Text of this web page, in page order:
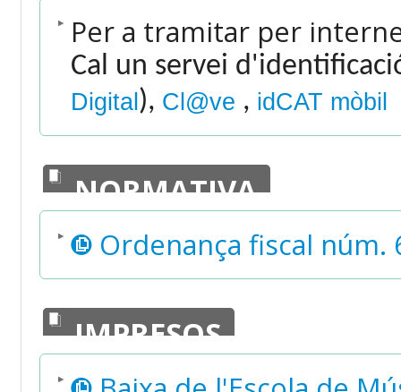
Per a tramitar per
Cal un servei
Digital), Cl@ve , idCAT mòbil
NORMATIVA
Ordenança fiscal núm.
IMPRESOS